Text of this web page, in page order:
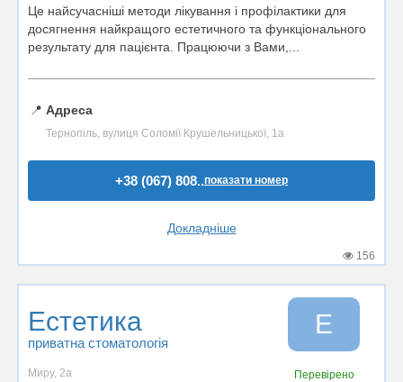
Це найсучасніші методи лікування і профілактики для
досягнення найкращого естетичного та функціонального
результату для пацієнта. Працюючи з Вами,...
📍 Адреса
Тернопіль, вулиця Соломії Крушельницької, 1а
+38 (067) 808..показати номер
Докладніше
156
Естетика
приватна стоматологія
Е
Миру, 2а
Перевірено